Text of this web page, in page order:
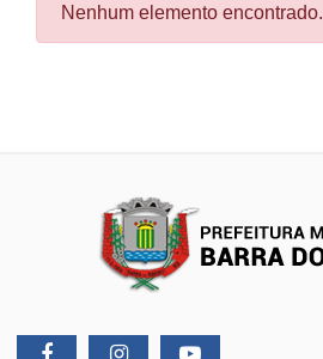
Nenhum elemento encontrado.